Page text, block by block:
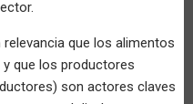
que los alimentos
que los productores
son actores claves